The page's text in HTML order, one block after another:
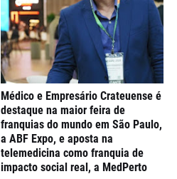
Médico e Empresário Crateuense é
destaque na maior feira de
franquias do mundo em São Paulo,
a ABF Expo, e aposta na
telemedicina como franquia de
impacto social real, a MedPerto